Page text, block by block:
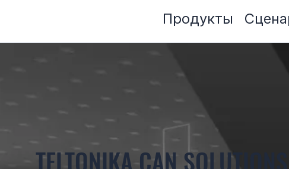
Продукты
TELTONIKA CAN